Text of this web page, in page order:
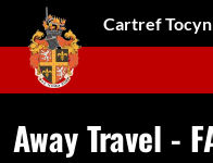
Cartref
Away Travel -